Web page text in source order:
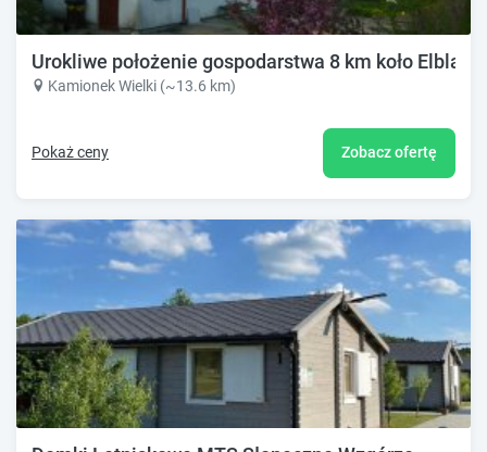
Urokliwe położenie gospodarstwa 8 km koło Elbląga
Kamionek Wielki (~13.6 km)
Pokaż ceny Zobacz ofertę